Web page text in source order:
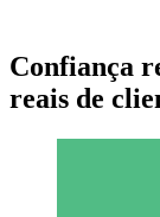
Confiança
reais de